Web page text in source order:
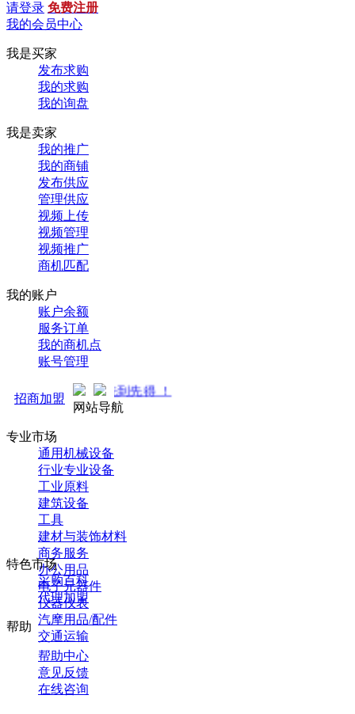
请登录 免费注册
我的会员中心
我是买家
发布求购
我的求购
我的询盘
我是卖家
我的推广
我的商铺
发布供应
管理供应
视频上传
视频管理
视频推广
商机匹配
我的账户
账户余额
服务订单
我的商机点
账号管理
招商加盟
招商中... 先到先得 ！
网站导航
专业市场
通用机械设备
行业专业设备
工业原料
建筑设备
工具
建材与装饰材料
商务服务
办公用品
电子元器件
仪器仪表
汽摩用品/配件
交通运输
特色市场
采购百科
代理加盟
帮助
帮助中心
意见反馈
在线咨询